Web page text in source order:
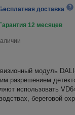
Бесплатная доставка
Гарантия 12 месяцев
модуль
разрешением
использовать
береговой